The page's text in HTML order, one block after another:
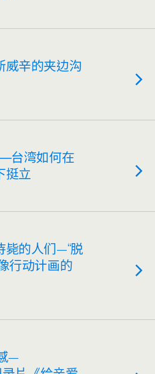
威辛的夹边沟
台湾如何在
挺立
毙的人们—“脱
行动计画的
—